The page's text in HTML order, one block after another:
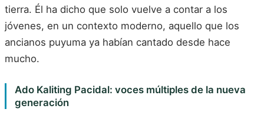
tierra. Él ha dicho que solo vuelve a contar a los
jóvenes, en un contexto moderno, aquello que los
ancianos puyuma ya habían cantado desde hace
mucho.
Ado Kaliting Pacidal: voces múltiples de la nueva
generación